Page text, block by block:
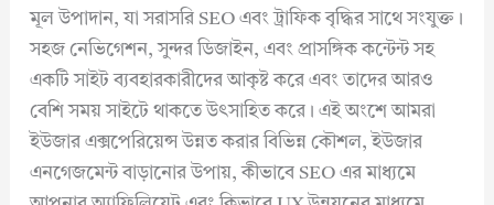
মূল উপাদান, যা সরাসরি SEO এবং ট্রাফিক বৃদ্ধির সাথে সংযুক্ত।
সহজ নেভিগেশন, সুন্দর ডিজাইন, এবং প্রাসঙ্গিক কন্টেন্ট সহ
একটি সাইট ব্যবহারকারীদের আকৃষ্ট করে এবং তাদের আরও
বেশি সময় সাইটে থাকতে উৎসাহিত করে। এই অংশে আমরা
ইউজার এক্সপেরিয়েন্স উন্নত করার বিভিন্ন কৌশল, ইউজার
এনগেজমেন্ট বাড়ানোর উপায়, কীভাবে SEO এর মাধ্যমে